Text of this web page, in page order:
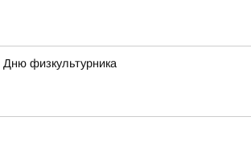
физкультурника